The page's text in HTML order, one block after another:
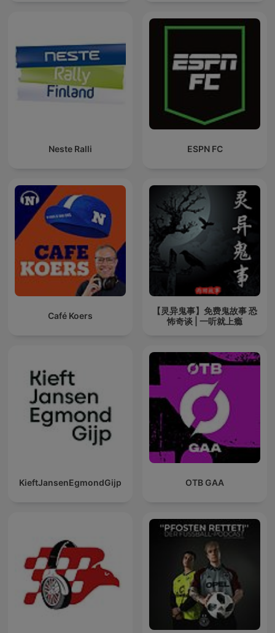
Neste Ralli ESPN FC
Café Koers
【灵异鬼事】免费鬼故事 恐
怖奇谈 | 一听就上瘾
KieftJansenEgmondGijp OTB GAA